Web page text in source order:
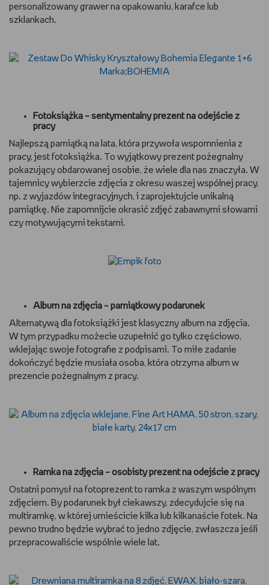
personalizowany grawer na opakowaniu, karafce lub
szklankach.
Fotoksiążka – sentymentalny prezent na odejście z
pracy
Najlepszą pamiątką na lata, która przywoła wspomnienia z
pracy, jest fotoksiążka. To wyjątkowy prezent pożegnalny
pokazujący obdarowanej osobie, że wiele dla nas znaczyła. W
tajemnicy wybierzcie zdjęcia z okresu waszej wspólnej pracy,
np. z wyjazdów integracyjnych, i zaprojektujcie unikalną
pamiątkę. Nie zapomnijcie okrasić zdjęć zabawnymi słowami
czy motywującymi tekstami.
Album na zdjęcia – pamiątkowy podarunek
Alternatywą dla fotoksiążki jest klasyczny album na zdjęcia.
W tym przypadku możecie uzupełnić go tylko częściowo,
wklejając swoje fotografie z podpisami. To miłe zadanie
dokończyć będzie musiała osoba, która otrzyma album w
prezencie pożegnalnym z pracy.
Ramka na zdjęcia – osobisty prezent na odejście z pracy
Ostatni pomysł na fotoprezent to ramka z waszym wspólnym
zdjęciem. By podarunek był ciekawszy, zdecydujcie się na
multiramkę, w której umieścicie kilka lub kilkanaście fotek. Na
pewno trudno będzie wybrać to jedno zdjęcie, zwłaszcza jeśli
przepracowaliście wspólnie wiele lat.